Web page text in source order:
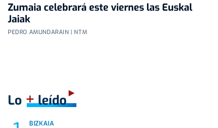
Zumaia celebrará este viernes las Euskal
Jaiak
PEDRO AMUNDARAIN | NTM
Lo +leído
BIZKAIA